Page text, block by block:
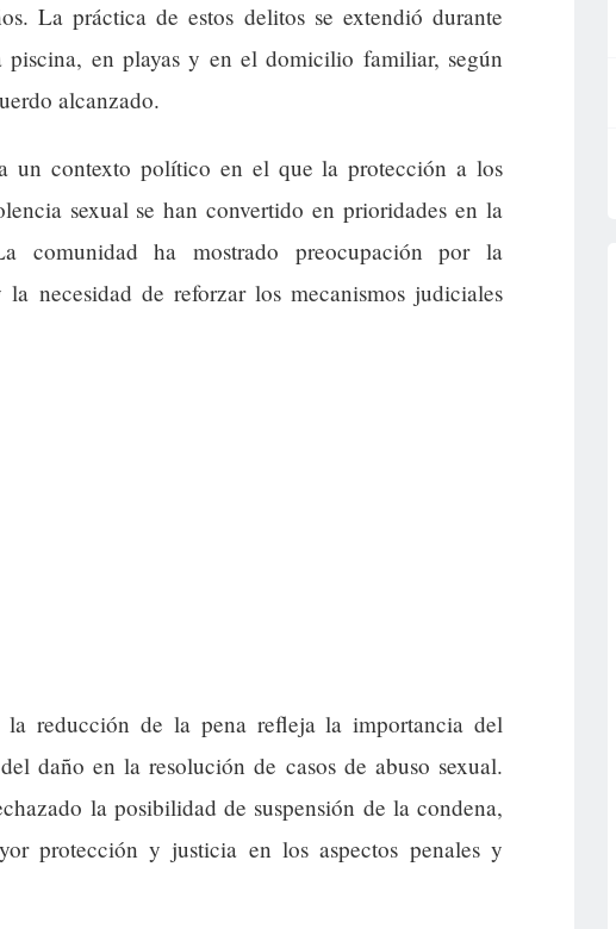
La práctica de estos delitos se extendió durante
piscina, en playas y en el domicilio familiar, según
alcanzado.
un contexto político en el que la protección a los
sexual se han convertido en prioridades en la
comunidad ha mostrado preocupación por la
necesidad de reforzar los mecanismos judiciales
la reducción de la pena refleja la importancia del
daño en la resolución de casos de abuso sexual.
la posibilidad de suspensión de la condena,
protección y justicia en los aspectos penales y